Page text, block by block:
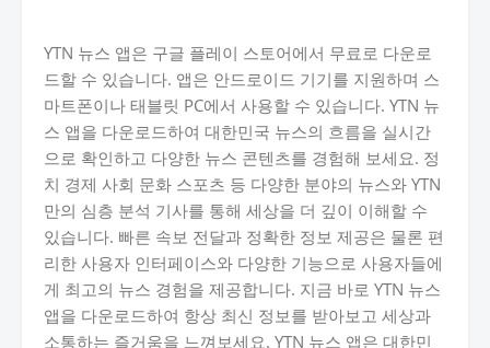
YTN 뉴스 앱은 구글 플레이 스토어에서 무료로 다운로
드할 수 있습니다. 앱은 안드로이드 기기를 지원하며 스
마트폰이나 태블릿 PC에서 사용할 수 있습니다. YTN 뉴
스 앱을 다운로드하여 대한민국 뉴스의 흐름을 실시간
으로 확인하고 다양한 뉴스 콘텐츠를 경험해 보세요. 정
치 경제 사회 문화 스포츠 등 다양한 분야의 뉴스와 YTN
만의 심층 분석 기사를 통해 세상을 더 깊이 이해할 수
있습니다. 빠른 속보 전달과 정확한 정보 제공은 물론 편
리한 사용자 인터페이스와 다양한 기능으로 사용자들에
게 최고의 뉴스 경험을 제공합니다. 지금 바로 YTN 뉴스
앱을 다운로드하여 항상 최신 정보를 받아보고 세상과
소통하는 즐거움을 느껴보세요. YTN 뉴스 앱은 대한민